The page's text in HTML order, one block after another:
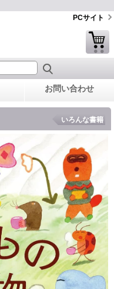
PCサイト
お問い合わせ
いろんな書籍